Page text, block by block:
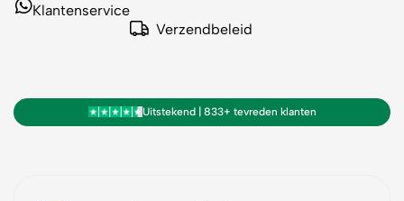
Klantenservice
Verzendbeleid
Uitstekend | 833+ tevreden klanten